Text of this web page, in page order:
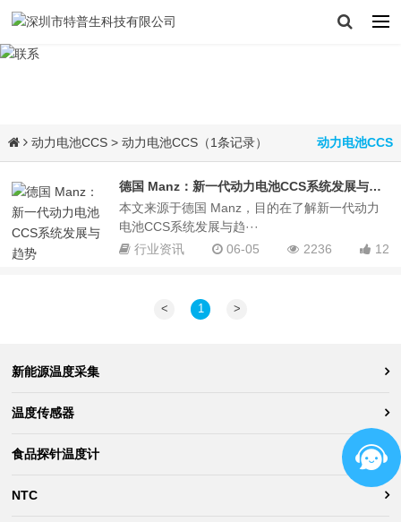
动力电池CCS > 动力电池CCS（1条记录） 动力电池CCS
德国 Manz：新一代动力电池CCS系统发展与趋势
本文来源于德国 Manz，目的在了解新一代动力
电池CCS系统发展与趋···
行业资讯
06-05 2236 12
< 1 >
新能源温度采集
温度传感器
食品探针温度计
NTC